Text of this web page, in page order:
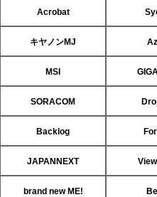
Acrobat
キヤノンMJ
MSI
SORACOM
Backlog
JAPANNEXT
brand new ME!